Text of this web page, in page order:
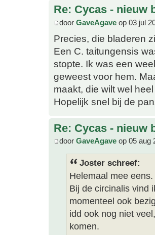
Re: Cycas - nieuw
door GaveAgave op 03 jul
Precies, die bladeren
Een C. taitungensis
stopte. Ik was een
geweest voor hem.
maakt, die wilt wel
Hopelijk snel bij de
Re: Cycas - nieuw
door GaveAgave op 05 aug
Joster schreef:
Helemaal mee
Bij de circinalis vind
momenteel ook
idd ook nog niet
komen.